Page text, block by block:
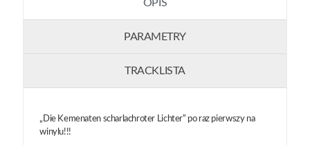
OPIS
PARAMETRY
TRACKLISTA
„Die Kemenaten scharlachroter Lichter” po raz pierwszy na
winylu!!!